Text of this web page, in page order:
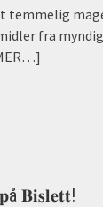
temmelig
fra